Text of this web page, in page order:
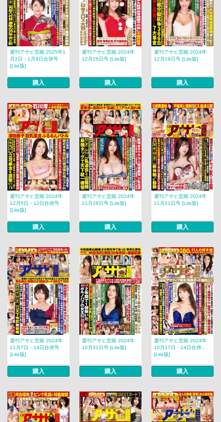
週刊アサヒ芸能 2025年1
月2日・1月9日合併号
[Lite版]
購入
週刊アサヒ芸能 2024年
12月26日号 [Lite版]
購入
週刊アサヒ芸能 2024年
12月19日号 [Lite版]
購入
週刊アサヒ芸能 2024年
12月5日・12日合併号
[Lite版]
購入
週刊アサヒ芸能 2024年
11月28日号 [Lite版]
購入
週刊アサヒ芸能 2024年
11月21日号 [Lite版]
購入
週刊アサヒ芸能 2024年
11月7日・14日合併号
[Lite版]
購入
週刊アサヒ芸能 2024年
10月31日号 [Lite版]
購入
週刊アサヒ芸能 2024年
10月17日・24日合併...
[Lite版]
購入